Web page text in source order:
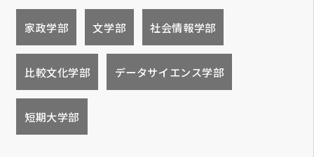
家政学部 文学部 社会情報学部
比較文化学部 データサイエンス学部
短期大学部